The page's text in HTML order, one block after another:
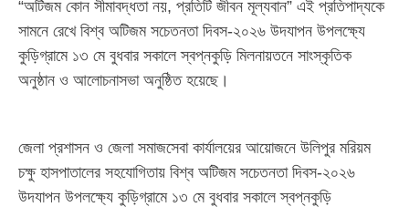
“অটিজম কোন সীমাবদ্ধতা নয়, প্রতিটি জীবন মূল্যবান” এই প্রতিপাদ্যকে
সামনে রেখে বিশ্ব অটিজম সচেতনতা দিবস-২০২৬ উদযাপন উপলক্ষ্যে
কুড়িগ্রামে ১৩ মে বুধবার সকালে স্বপ্নকুড়ি মিলনায়তনে সাংস্কৃতিক
অনুষ্ঠান ও আলোচনাসভা অনুষ্ঠিত হয়েছে।
জেলা প্রশাসন ও জেলা সমাজসেবা কার্যালয়ের আয়োজনে উলিপুর মরিয়ম
চক্ষু হাসপাতালের সহযোগিতায় বিশ্ব অটিজম সচেতনতা দিবস-২০২৬
উদযাপন উপলক্ষ্যে কুড়িগ্রামে ১৩ মে বুধবার সকালে স্বপ্নকুড়ি